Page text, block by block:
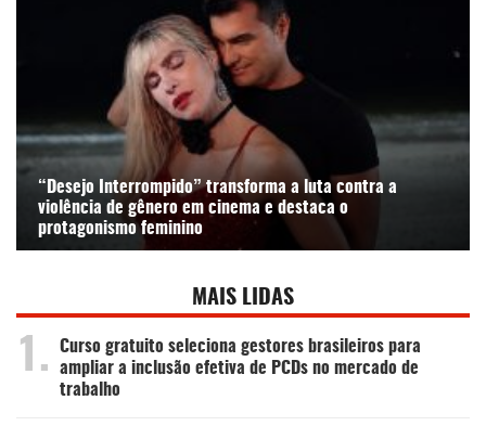
“Desejo Interrompido” transforma a luta contra a
violência de gênero em cinema e destaca o
protagonismo feminino
MAIS LIDAS
1.
Curso gratuito seleciona gestores brasileiros para
ampliar a inclusão efetiva de PCDs no mercado de
trabalho